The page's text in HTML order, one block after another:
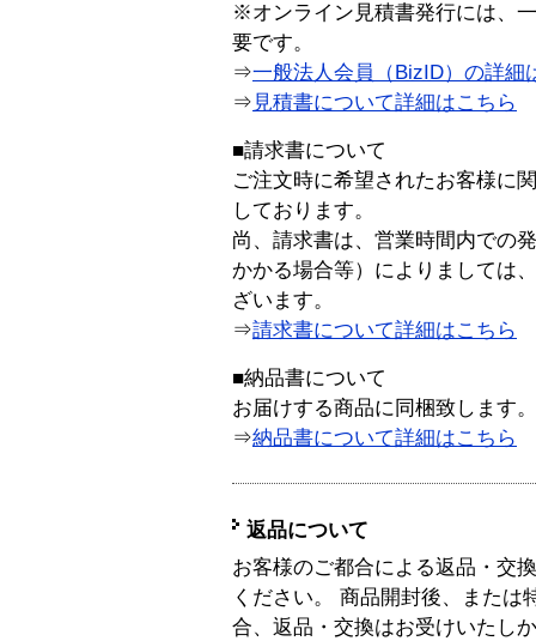
※オンライン見積書発行には、
要です。
⇒一般法人会員（BizID）の詳細
⇒ 見積書について詳細はこちら
■請求書について
ご注文時に希望されたお客様に
しております。
尚、請求書は、営業時間内での
かかる場合等）によりましては
ざいます。
⇒請求書について詳細はこちら
■納品書について
お届けする商品に同梱致します。
⇒納品書について詳細はこちら
返品について
お客様のご都合による返品・交
ください。 商品開封後、または
合、返品・交換はお受けいたし